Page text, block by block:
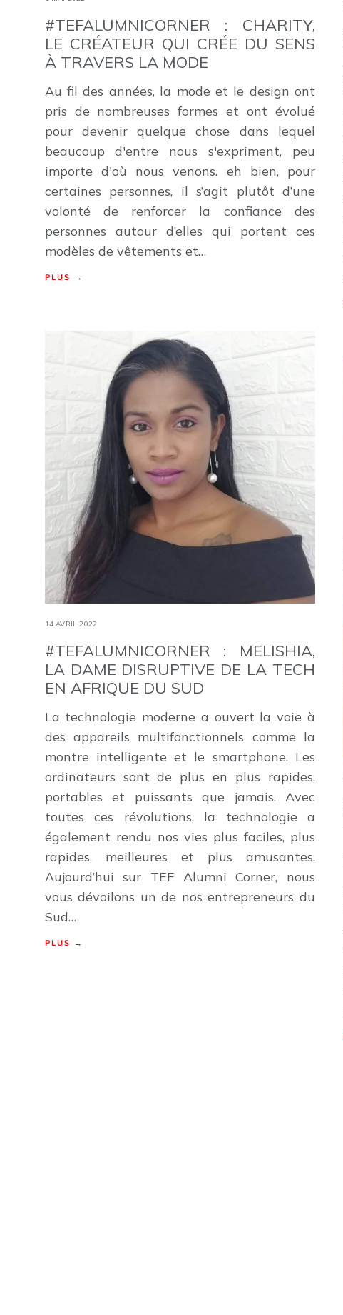
#TEFALUMNICORNER : CHARITY,
LE CRÉATEUR QUI CRÉE DU SENS
À TRAVERS LA MODE
Au fil des années, la mode et le design ont
pris de nombreuses formes et ont évolué
pour devenir quelque chose dans lequel
beaucoup d'entre nous s'expriment, peu
importe d'où nous venons. eh bien, pour
certaines personnes, il s’agit plutôt d’une
volonté de renforcer la confiance des
personnes autour d’elles qui portent ces
modèles de vêtements et…
PLUS →
14 AVRIL 2022
#TEFALUMNICORNER : MELISHIA,
LA DAME DISRUPTIVE DE LA TECH
EN AFRIQUE DU SUD
La technologie moderne a ouvert la voie à
des appareils multifonctionnels comme la
montre intelligente et le smartphone. Les
ordinateurs sont de plus en plus rapides,
portables et puissants que jamais. Avec
toutes ces révolutions, la technologie a
également rendu nos vies plus faciles, plus
rapides, meilleures et plus amusantes.
Aujourd’hui sur TEF Alumni Corner, nous
vous dévoilons un de nos entrepreneurs du
Sud…
PLUS →